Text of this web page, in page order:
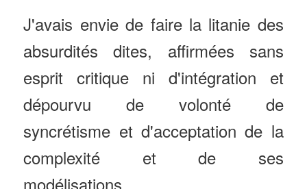
J'avais envie de faire la litanie des
absurdités dites, affirmées sans
esprit critique ni d'intégration et
dépourvu de volonté de
syncrétisme et d'acceptation de la
complexité et de ses
modélisations.